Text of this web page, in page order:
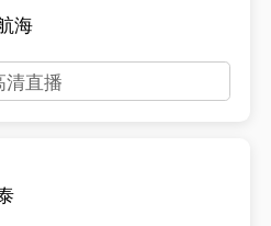
海
清直播